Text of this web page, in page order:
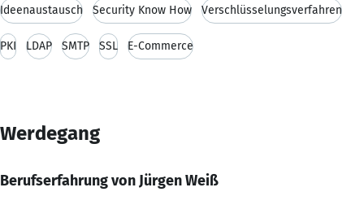
Ideenaustausch Security Know How Verschlüsselungsverfahren
PKI LDAP SMTP SSL E-Commerce
Werdegang
Berufserfahrung von Jürgen Weiß